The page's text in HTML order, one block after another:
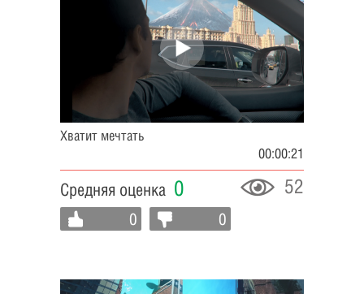
Хватит мечтать
00:00:21
Средняя оценка 0 52
0 0